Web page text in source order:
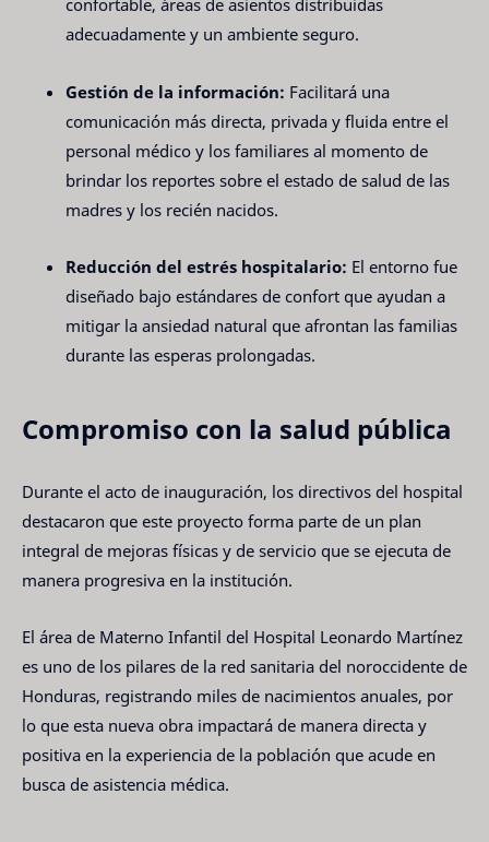
confortable, áreas de asientos distribuidas
adecuadamente y un ambiente seguro.
Gestión de la información: Facilitará una
comunicación más directa, privada y fluida entre el
personal médico y los familiares al momento de
brindar los reportes sobre el estado de salud de las
madres y los recién nacidos.
Reducción del estrés hospitalario: El entorno fue
diseñado bajo estándares de confort que ayudan a
mitigar la ansiedad natural que afrontan las familias
durante las esperas prolongadas.
Compromiso con la salud pública
Durante el acto de inauguración, los directivos del hospital
destacaron que este proyecto forma parte de un plan
integral de mejoras físicas y de servicio que se ejecuta de
manera progresiva en la institución.
El área de Materno Infantil del Hospital Leonardo Martínez
es uno de los pilares de la red sanitaria del noroccidente de
Honduras, registrando miles de nacimientos anuales, por
lo que esta nueva obra impactará de manera directa y
positiva en la experiencia de la población que acude en
busca de asistencia médica.